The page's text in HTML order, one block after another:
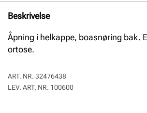
Beskrivelse
Åpning i helkappe, boasnøring bak.
ortose.
ART. NR. 32476438
LEV. ART. NR. 100600